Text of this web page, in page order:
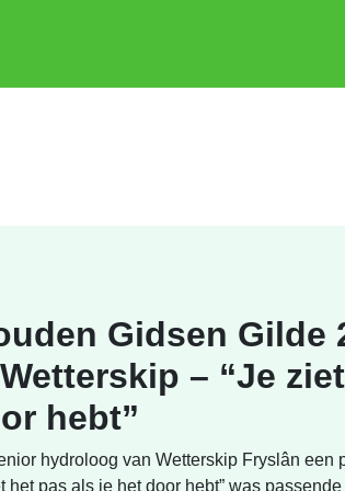
Gidsen Gilde
– “Je
hebt”
hydroloog van Wetterskip Fryslân een
het pas als je het door hebt” was passende